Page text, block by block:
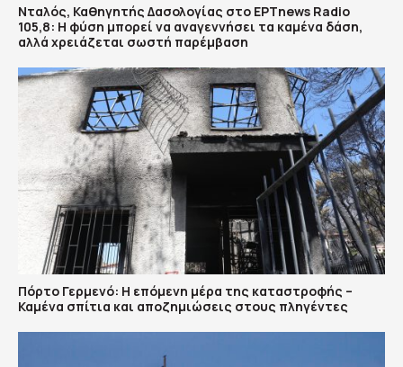
Νταλός, Καθηγητής Δασολογίας στο ΕΡΤnews Radio
105,8: Η φύση μπορεί να αναγεννήσει τα καμένα δάση,
αλλά χρειάζεται σωστή παρέμβαση
Πόρτο Γερμενό: Η επόμενη μέρα της καταστροφής –
Καμένα σπίτια και αποζημιώσεις στους πληγέντες